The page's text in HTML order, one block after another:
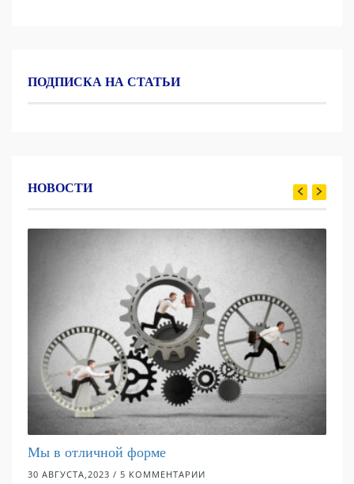
ПОДПИСКА НА СТАТЬИ
НОВОСТИ
Мы в отличной форме
30 АВГУСТА,2023 / 5 КОММЕНТАРИИ